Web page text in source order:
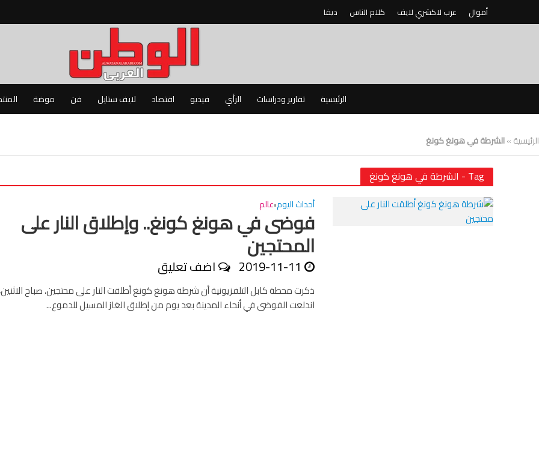
أموال عرب لاكشري لايف كلام الناس ديفا
الرئيسية تقارير ودراسات الرأي فيديو اقتصاد لايف ستايل فن موضة
الرئيسية»الشرطة في هونغ كونغ
Tag - الشرطة في هونغ كونغ
أحداث اليوم•عالم
فوضى في هونغ كونغ.. وإطلاق النار على
المحتجين
2019-11-11 اضف تعليق
ذكرت محطة كابل التلفزيونية أن شرطة هونغ كونغ أطلقت النار على محتجين، صباح
اندلعت الفوضى في أنحاء المدينة بعد يوم من إطلاق الغاز المسيل للدموع...